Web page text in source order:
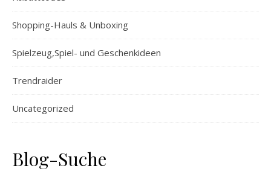
Shopping-Hauls & Unboxing
Spielzeug,Spiel- und Geschenkideen
Trendraider
Uncategorized
Blog-Suche